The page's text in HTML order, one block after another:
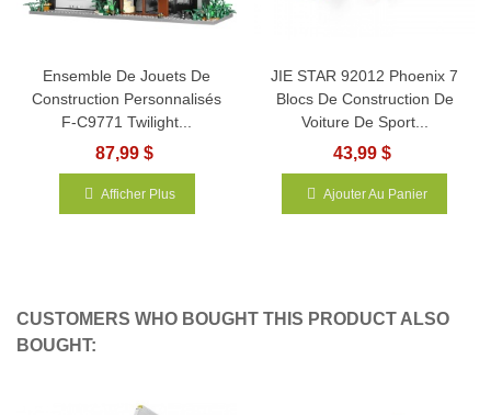
Ensemble De Jouets De
Construction Personnalisés
F-C9771 Twilight...
87,99 $
Afficher Plus
JIE STAR 92012 Phoenix 7
Blocs De Construction De
Voiture De Sport...
43,99 $
Ajouter Au Panier
CUSTOMERS WHO BOUGHT THIS PRODUCT ALSO
BOUGHT: